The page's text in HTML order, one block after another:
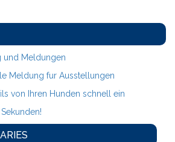
und Meldungen
Meldung fur Ausstellungen
von Ihren Hunden schnell ein